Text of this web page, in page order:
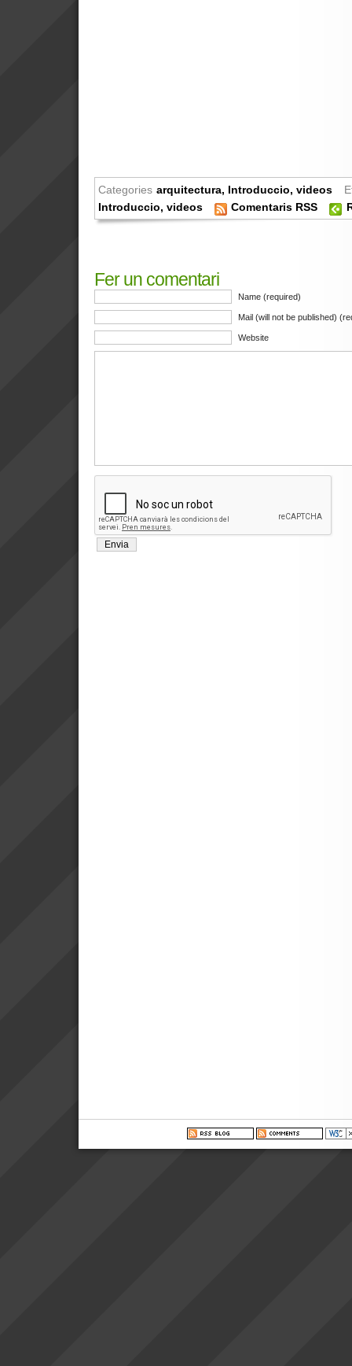
Categories arquitectura, Introduccio,videos
Introduccio, videos Comentaris RSS
Fer un comentari
Name (required)
Mail (will not be published)
Website